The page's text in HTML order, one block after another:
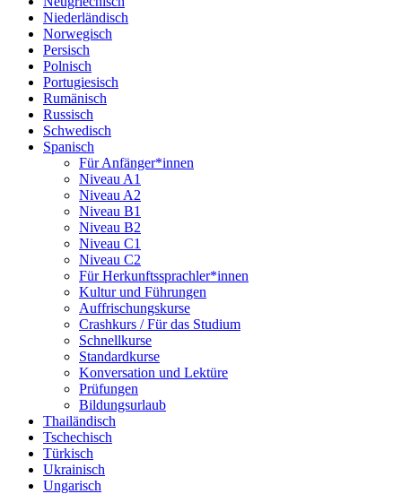
Niederländisch
Norwegisch
Persisch
Polnisch
Portugiesisch
Rumänisch
Russisch
Schwedisch
Spanisch
Für Anfänger*innen
Niveau A1
Niveau A2
Niveau B1
Niveau B2
Niveau C1
Niveau C2
Für Herkunftssprachler*innen
Kultur und Führungen
Auffrischungskurse
Crashkurs / Für das Studium
Schnellkurse
Standardkurse
Konversation und Lektüre
Prüfungen
Bildungsurlaub
Thailändisch
Tschechisch
Türkisch
Ukrainisch
Ungarisch